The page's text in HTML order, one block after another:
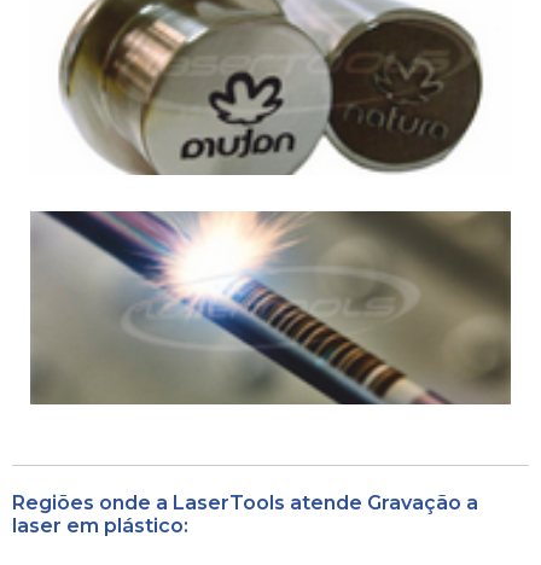
Regiões onde a LaserTools atende Gravação a
laser em plástico: